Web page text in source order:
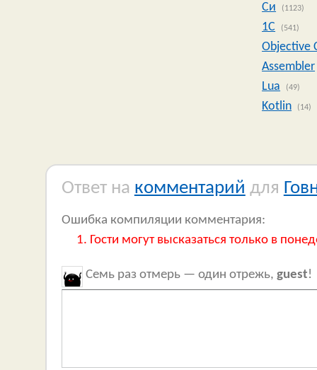
Си
(1123)
1C (541)
Objective
Assembler
Lua
(49)
Kotlin (14)
Ответ на комментарий для
Ошибка компиляции комментария:
Гости могут высказаться только в
Семь раз отмерь — один отрежь, guest!